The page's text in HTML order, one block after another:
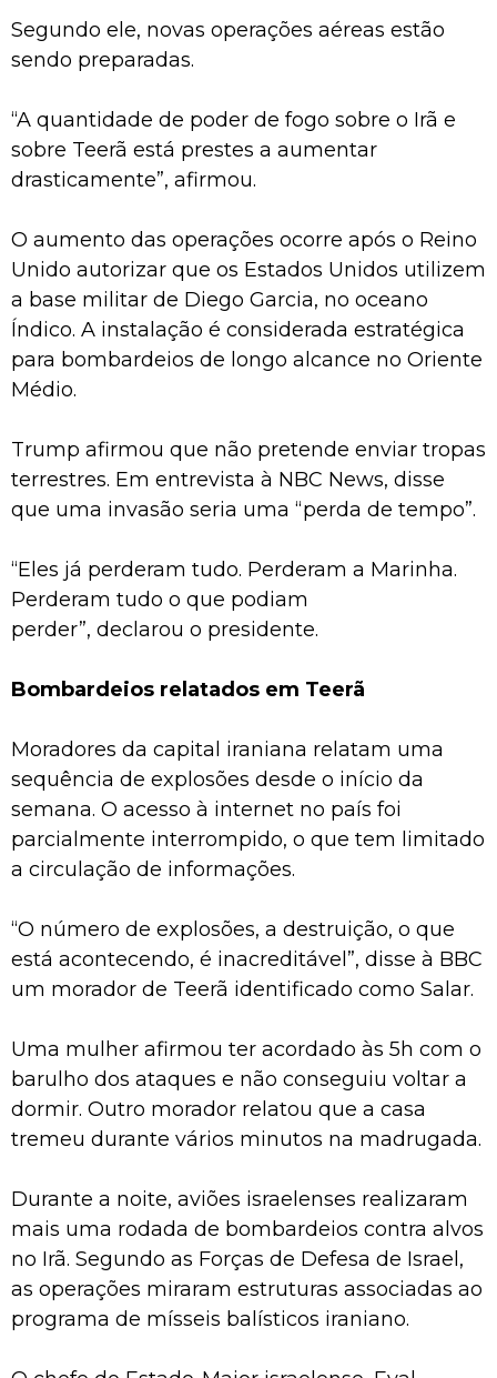
Segundo ele, novas operações aéreas estão
sendo preparadas.
“A quantidade de poder de fogo sobre o Irã e
sobre Teerã está prestes a aumentar
drasticamente”, afirmou.
O aumento das operações ocorre após o Reino
Unido autorizar que os Estados Unidos utilizem
a base militar de Diego Garcia, no oceano
Índico. A instalação é considerada estratégica
para bombardeios de longo alcance no Oriente
Médio.
Trump afirmou que não pretende enviar tropas
terrestres. Em entrevista à NBC News, disse
que uma invasão seria uma “perda de tempo”.
“Eles já perderam tudo. Perderam a Marinha.
Perderam tudo o que podiam
perder”, declarou o presidente.
Bombardeios relatados em Teerã
Moradores da capital iraniana relatam uma
sequência de explosões desde o início da
semana. O acesso à internet no país foi
parcialmente interrompido, o que tem limitado
a circulação de informações.
“O número de explosões, a destruição, o que
está acontecendo, é inacreditável”, disse à BBC
um morador de Teerã identificado como Salar.
Uma mulher afirmou ter acordado às 5h com o
barulho dos ataques e não conseguiu voltar a
dormir. Outro morador relatou que a casa
tremeu durante vários minutos na madrugada.
Durante a noite, aviões israelenses realizaram
mais uma rodada de bombardeios contra alvos
no Irã. Segundo as Forças de Defesa de Israel,
as operações miraram estruturas associadas ao
programa de mísseis balísticos iraniano.